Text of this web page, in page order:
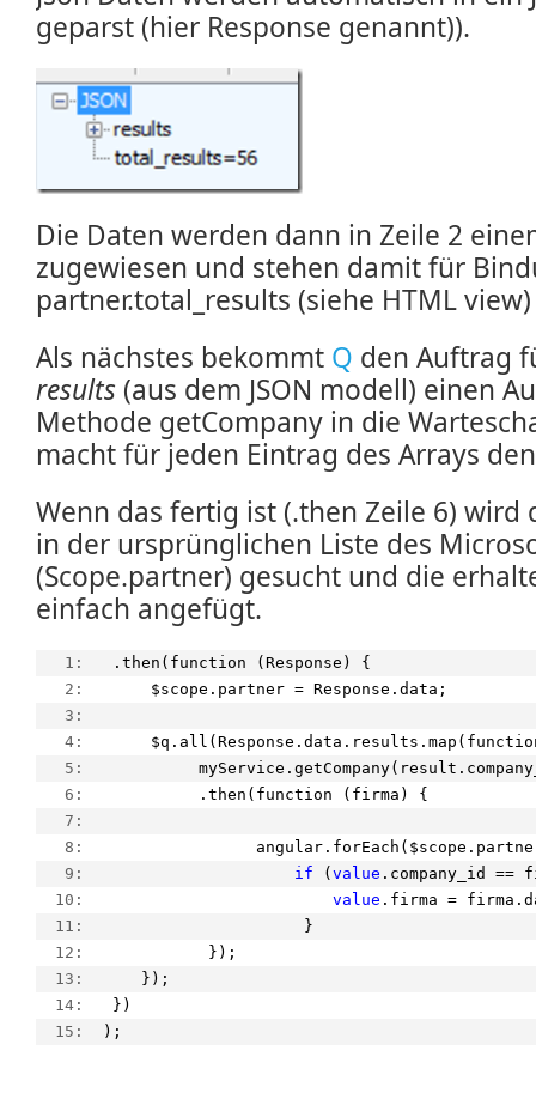
geparst (hier Response genannt)).
Die Daten werden dann in Zeile 2
zugewiesen und stehen damit für
partner.total_results (siehe HTML
Als nächstes bekommt Q den Auftrag
results (aus dem JSON modell) einen
Methode getCompany in die
macht für jeden Eintrag des Arrays
Wenn das fertig ist (.then Zeile 6) wird
in der ursprünglichen Liste des
(Scope.partner) gesucht und die
einfach angefügt.
   1:
.then(function (Response) {
   2:
     $scope.partner = Response.data;
   3:
   4:
   5:
   6:
          .then(function (firma) {
   7:
   8:
   9:
if ( value .company_id
  10:
value .firma =
  11:
                     }
  12:
           });
  13:
    });
  14:
})
  15:
);